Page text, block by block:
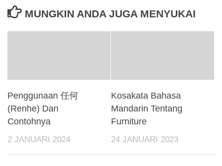
MUNGKIN ANDA JUGA MENYUKAI
Penggunaan 任何
(Renhe) Dan
Contohnya
2 JANUARI 2024
Kosakata Bahasa
Mandarin Tentang
Furniture
24 JANUARI 2023